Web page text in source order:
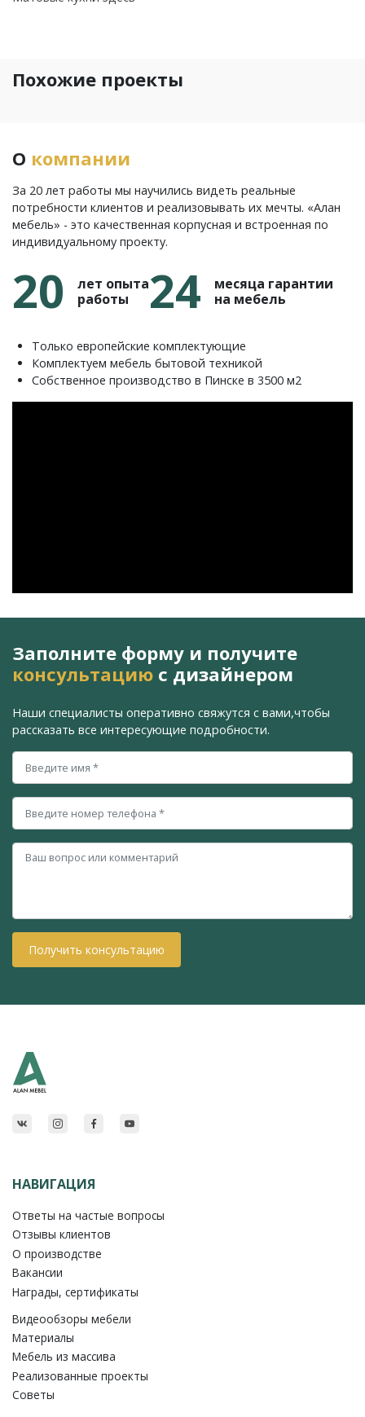
Похожие проекты
О компании
За 20 лет работы мы научились видеть реальные
потребности клиентов и реализовывать их мечты. «Алан
мебель» - это качественная корпусная и встроенная по
индивидуальному проекту.
20
лет опыта
работы
24
месяца гарантии
на мебель
Только европейские комплектующие
Комплектуем мебель бытовой техникой
Собственное производство в Пинске в 3500 м2
Заполните форму и получите
консультацию с дизайнером
Наши специалисты оперативно свяжутся с вами,чтобы
рассказать все интересующие подробности.
Получить консультацию
НАВИГАЦИЯ
Ответы на частые вопросы
Отзывы клиентов
О производстве
Вакансии
Награды, сертификаты
Видеообзоры мебели
Материалы
Мебель из массива
Реализованные проекты
Советы